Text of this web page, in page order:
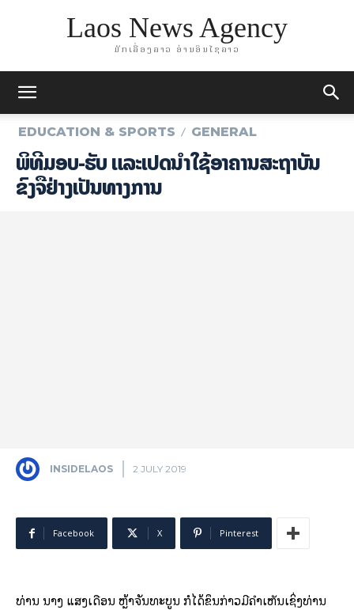
Laos News Agency
ມັກເລື່ອງລາວ ອ່ານອິນໄຊລາວ
EDUCATION & SPORTS GENERAL
ພິທີມອບ-ຮັບ ແລະເປີດນຳໃຊ້ອາຄານສະຖາບັນ
ຂົງຈືຢ່າງເປັນທາງການ
INSIDELAOS 2 JULY 2019
Facebook X Pinterest
ທ່ານ ນາງ ແສງເດືອນ ຫຼ້າຈັນທະບູນ ກໍໄດ້ຂຶ້ນກ່າວມີຄໍາເຫັນເຊິ່ງທ່ານ